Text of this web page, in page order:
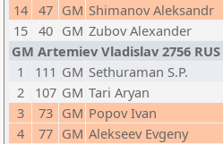
14 47 GM Shimanov Aleksandr
15 40 GM Zubov Alexander
GM Artemiev Vladislav 2756 RUS
1
111 GM Sethuraman S.P.
2
107 GM Tari Aryan
3
73 GM Popov Ivan
4
77 GM Alekseev Evgeny